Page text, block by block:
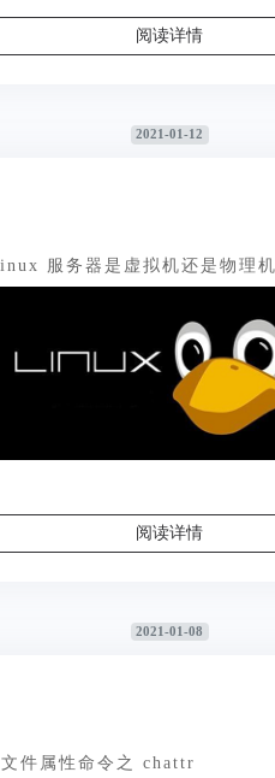
阅读详情
2021-01-12
服务器是虚拟机还是物理
阅读详情
2021-01-08
件属性命令之 chattr